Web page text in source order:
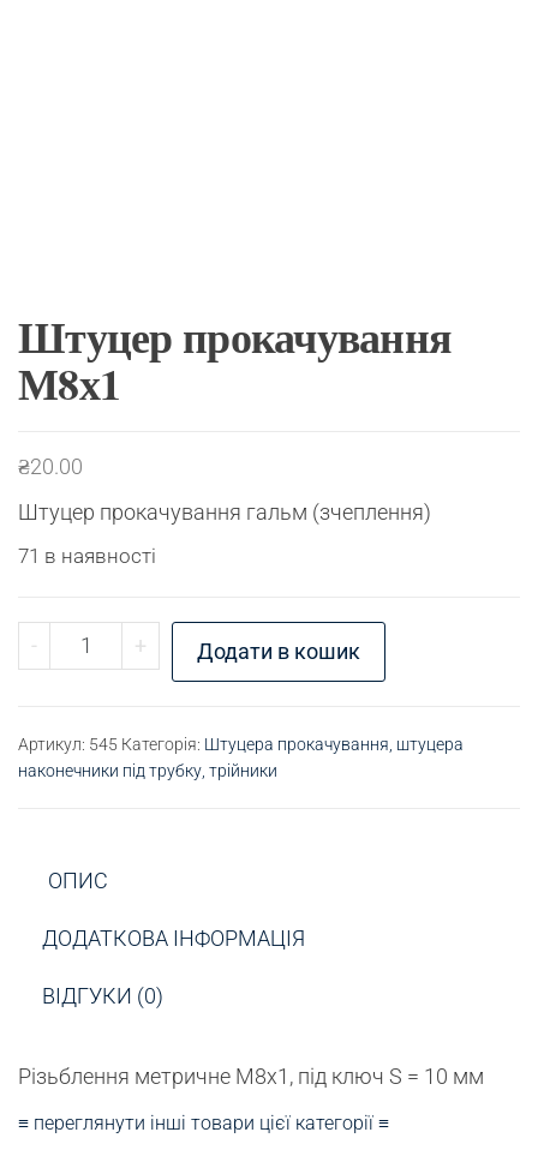
Штуцер прокачування
М8х1
₴20.00
Штуцер прокачування гальм (зчеплення)
71 в наявності
- Штуцер прокачування М8х1 кількість
+ Додати в кошик
Артикул: 545 Категорія: Штуцера прокачування, штуцера
наконечники під трубку, трійники
ОПИС
ДОДАТКОВА ІНФОРМАЦІЯ
ВІДГУКИ (0)
Різьблення метричне М8х1, під ключ S = 10 мм
≡ переглянути інші товари цієї категорії ≡